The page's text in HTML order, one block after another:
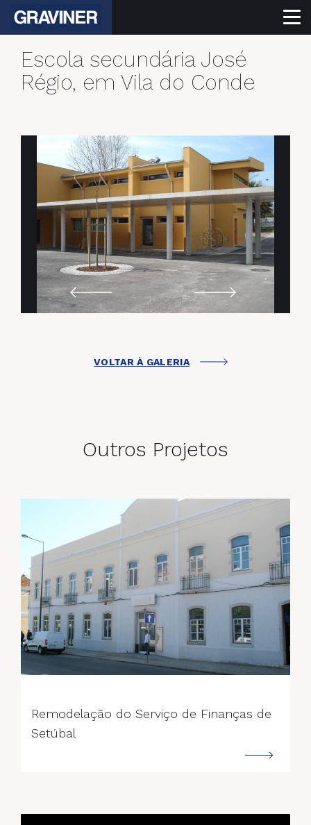
Escola secundária José
Régio, em Vila do Conde
VOLTAR À GALERIA
Outros Projetos
Remodelação do Serviço de Finanças de
Setúbal